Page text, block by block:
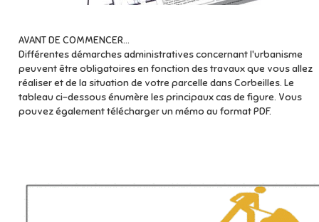
AVANT DE COMMENCER...
Différentes démarches administratives concernant l'urbanisme
peuvent être obligatoires en fonction des travaux que vous allez
réaliser et de la situation de votre parcelle dans Corbeilles. Le
tableau ci-dessous énumère les principaux cas de figure. Vous
pouvez également télécharger un mémo au format PDF.